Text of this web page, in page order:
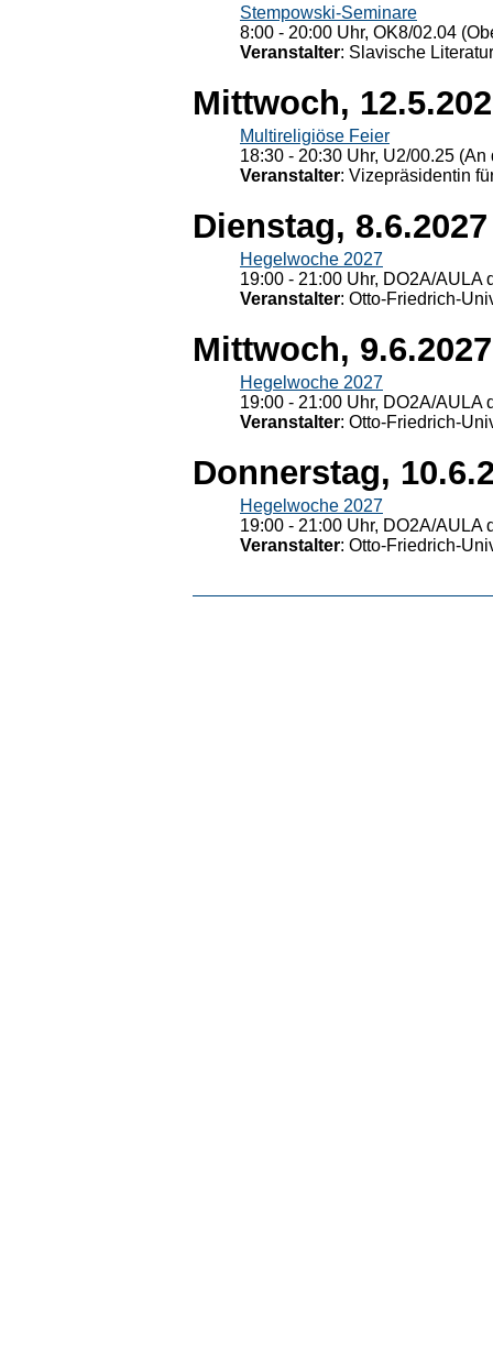
Stempowski-Seminare
8:00 - 20:00 Uhr, OK8/02.04
Veranstalter: Slavische
Mittwoch,
Multireligiöse Feier
18:30 - 20:30 Uhr, U2/00.25
Veranstalter: Vizepräsidentin
Dienstag, 8.6.2027
Hegelwoche 2027
19:00 - 21:00 Uhr, DO2A/
Veranstalter: Otto-Friedrich-
Mittwoch, 9.6.2027
Hegelwoche 2027
19:00 - 21:00 Uhr, DO2A/
Veranstalter: Otto-Friedrich-
Donnerstag,
Hegelwoche 2027
19:00 - 21:00 Uhr, DO2A/
Veranstalter: Otto-Friedrich-